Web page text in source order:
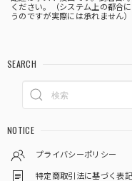
ください。（システム上の都合
うのですが実際には承れません）
SEARCH
NOTICE
プライバシーポリシー
特定商取引法に基づく表記